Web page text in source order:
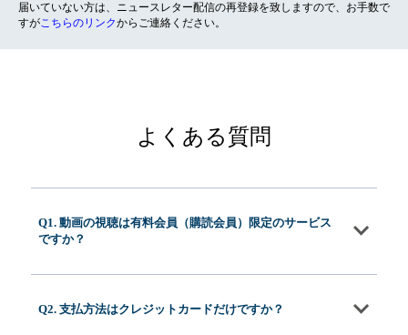
届いていない方は、ニュースレター配信の再登録を致しますので、お手数で
すがこちらのリンクからご連絡ください。
よくある質問
Q1. 動画の視聴は有料会員（購読会員）限定のサービス
ですか？
Q2. 支払方法はクレジットカードだけですか？